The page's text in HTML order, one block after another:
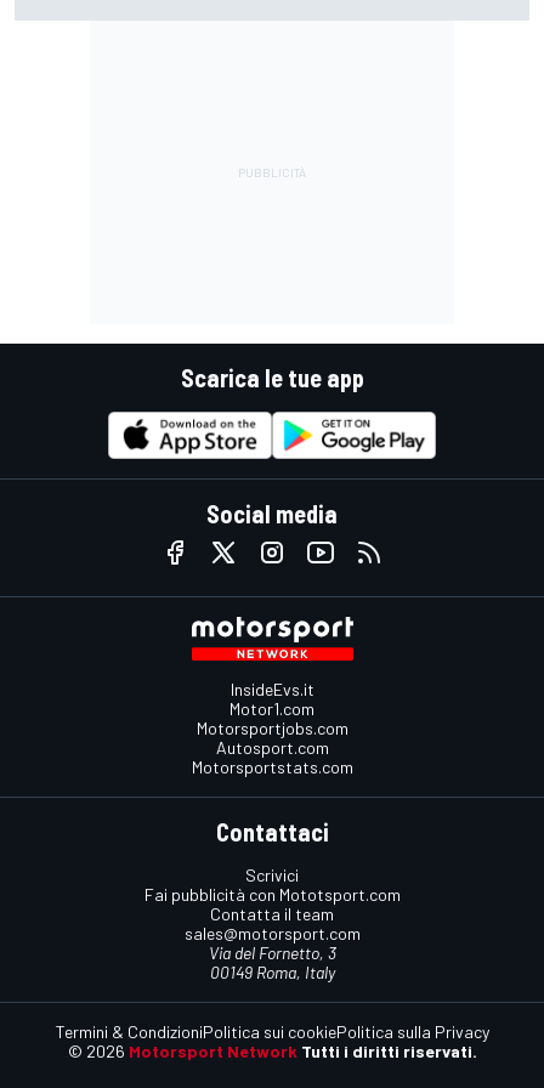
Scarica le tue app
Social media
InsideEvs.it
Motor1.com
Motorsportjobs.com
Autosport.com
Motorsportstats.com
Contattaci
Scrivici
Fai pubblicità con Mototsport.com
Contatta il team
sales@motorsport.com
Via del Fornetto, 3
00149 Roma, Italy
© 2026 Motorsport Network Tutti i diritti riservati.
Termini & CondizioniPolitica sui cookiePolitica sulla Privacy